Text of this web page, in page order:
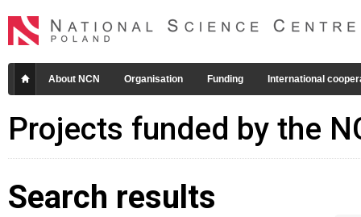
About NCN Organisation Funding International
Projects funded by the
Search results